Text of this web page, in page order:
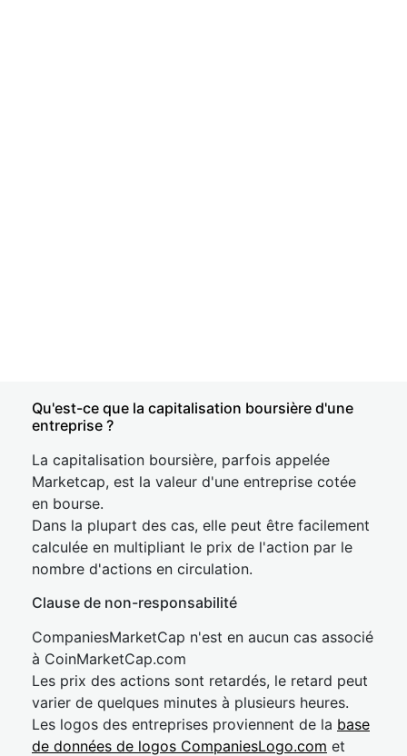
Qu'est-ce que la capitalisation boursière d'une
entreprise ?
La capitalisation boursière, parfois appelée
Marketcap, est la valeur d'une entreprise cotée
en bourse.
Dans la plupart des cas, elle peut être facilement
calculée en multipliant le prix de l'action par le
nombre d'actions en circulation.
Clause de non-responsabilité
CompaniesMarketCap n'est en aucun cas associé
à CoinMarketCap.com
Les prix des actions sont retardés, le retard peut
varier de quelques minutes à plusieurs heures.
Les logos des entreprises proviennent de la base
de données de logos CompaniesLogo.com et